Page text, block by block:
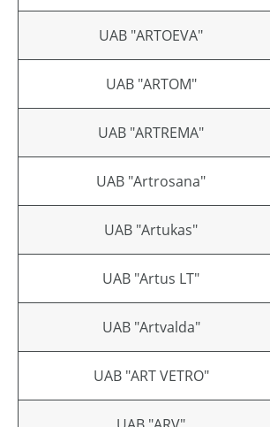
UAB "ARTOEVA"
UAB "ARTOM"
UAB "ARTREMA"
UAB "Artrosana"
UAB "Artukas"
UAB "Artus LT"
UAB "Artvalda"
UAB "ART VETRO"